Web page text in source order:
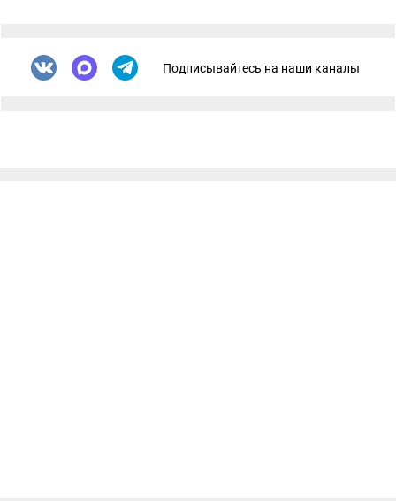
Подписывайтесь на наши каналы